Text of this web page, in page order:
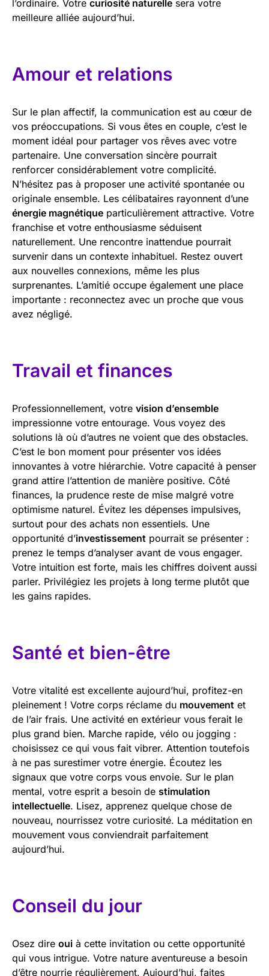
l’ordinaire. Votre curiosité naturelle sera votre
meilleure alliée aujourd’hui.
Amour et relations
Sur le plan affectif, la communication est au cœur de
vos préoccupations. Si vous êtes en couple, c’est le
moment idéal pour partager vos rêves avec votre
partenaire. Une conversation sincère pourrait
renforcer considérablement votre complicité.
N’hésitez pas à proposer une activité spontanée ou
originale ensemble. Les célibataires rayonnent d’une
énergie magnétique particulièrement attractive. Votre
franchise et votre enthousiasme séduisent
naturellement. Une rencontre inattendue pourrait
survenir dans un contexte inhabituel. Restez ouvert
aux nouvelles connexions, même les plus
surprenantes. L’amitié occupe également une place
importante : reconnectez avec un proche que vous
avez négligé.
Travail et finances
Professionnellement, votre vision d’ensemble
impressionne votre entourage. Vous voyez des
solutions là où d’autres ne voient que des obstacles.
C’est le bon moment pour présenter vos idées
innovantes à votre hiérarchie. Votre capacité à penser
grand attire l’attention de manière positive. Côté
finances, la prudence reste de mise malgré votre
optimisme naturel. Évitez les dépenses impulsives,
surtout pour des achats non essentiels. Une
opportunité d’investissement pourrait se présenter :
prenez le temps d’analyser avant de vous engager.
Votre intuition est forte, mais les chiffres doivent aussi
parler. Privilégiez les projets à long terme plutôt que
les gains rapides.
Santé et bien-être
Votre vitalité est excellente aujourd’hui, profitez-en
pleinement ! Votre corps réclame du mouvement et
de l’air frais. Une activité en extérieur vous ferait le
plus grand bien. Marche rapide, vélo ou jogging :
choisissez ce qui vous fait vibrer. Attention toutefois
à ne pas surestimer votre énergie. Écoutez les
signaux que votre corps vous envoie. Sur le plan
mental, votre esprit a besoin de stimulation
intellectuelle. Lisez, apprenez quelque chose de
nouveau, nourrissez votre curiosité. La méditation en
mouvement vous conviendrait parfaitement
aujourd’hui.
Conseil du jour
Osez dire oui à cette invitation ou cette opportunité
qui vous intrigue. Votre nature aventureuse a besoin
d’être nourrie régulièrement. Aujourd’hui, faites